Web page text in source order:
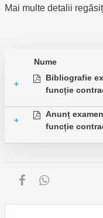
Mai multe detalii
Nume
+
Bibliografie
funcție
+
Anunț
funcție